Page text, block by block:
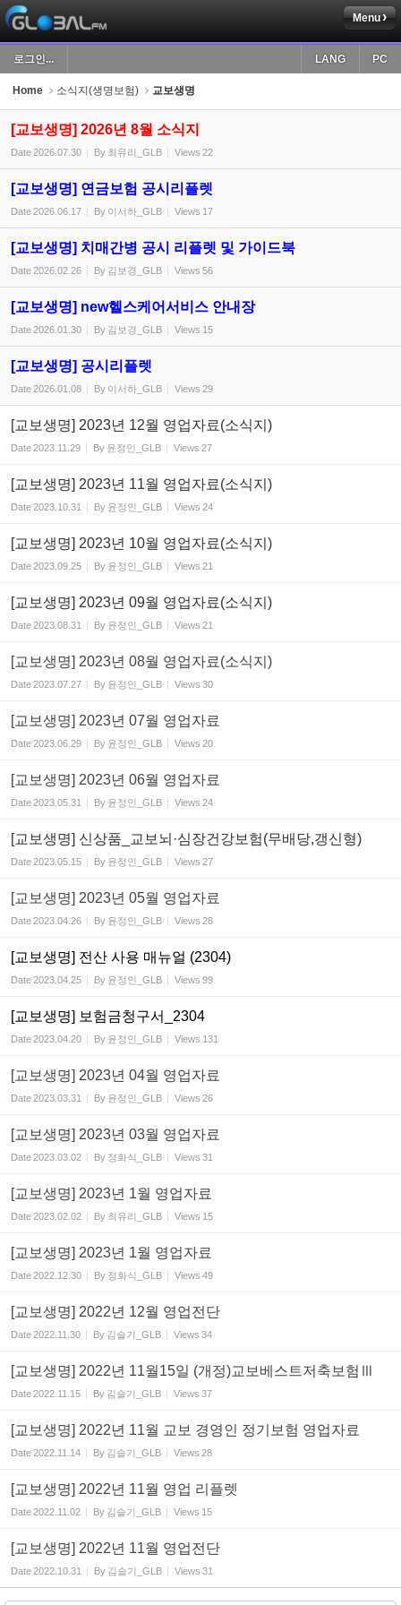
Menu
로그인... PC
LANG
Home 소식지(생명보험) 교보생명
[교보생명] 2026년 8월 소식지
Date2026.07.30 By 최유리_GLB Views 22
[교보생명] 연금보험 공시리플렛
Date2026.06.17 By 이서하_GLB Views 17
[교보생명] 치매간병 공시 리플렛 및 가이드북
Date2026.02.26 By 김보경_GLB Views 56
[교보생명] new헬스케어서비스 안내장
Date2026.01.30 By 김보경_GLB Views 15
[교보생명] 공시리플렛
Date2026.01.08 By 이서하_GLB Views 29
[교보생명] 2023년 12월 영업자료(소식지)
Date2023.11.29 By 윤정인_GLB Views 27
[교보생명] 2023년 11월 영업자료(소식지)
Date2023.10.31 By 윤정인_GLB Views 24
[교보생명] 2023년 10월 영업자료(소식지)
Date2023.09.25 By 윤정인_GLB Views 21
[교보생명] 2023년 09월 영업자료(소식지)
Date2023.08.31 By 윤정인_GLB Views 21
[교보생명] 2023년 08월 영업자료(소식지)
Date2023.07.27 By 윤정인_GLB Views 30
[교보생명] 2023년 07월 영업자료
Date2023.06.29 By 윤정인_GLB Views 20
[교보생명] 2023년 06월 영업자료
Date2023.05.31 By 윤정인_GLB Views 24
[교보생명] 신상품_교보뇌·심장건강보험(무배당,갱신형)
Date2023.05.15 By 윤정인_GLB Views 27
[교보생명] 2023년 05월 영업자료
Date2023.04.26 By 윤정인_GLB Views 28
[교보생명] 전산 사용 매뉴얼 (2304)
Date2023.04.25 By 윤정인_GLB Views 99
[교보생명] 보험금청구서_2304
Date2023.04.20 By 윤정인_GLB Views 131
[교보생명] 2023년 04월 영업자료
Date2023.03.31 By 윤정인_GLB Views 26
[교보생명] 2023년 03월 영업자료
Date2023.03.02 By 정화식_GLB Views 31
[교보생명] 2023년 1월 영업자료
Date2023.02.02 By 최유리_GLB Views 15
[교보생명] 2023년 1월 영업자료
Date2022.12.30 By 정화식_GLB Views 49
[교보생명] 2022년 12월 영업전단
Date2022.11.30 By 김슬기_GLB Views 34
[교보생명] 2022년 11월15일 (개정)교보베스트저축보험Ⅲ
Date2022.11.15 By 김슬기_GLB Views 37
[교보생명] 2022년 11월 교보 경영인 정기보험 영업자료
Date2022.11.14 By 김슬기_GLB Views 28
[교보생명] 2022년 11월 영업 리플렛
Date2022.11.02 By 김슬기_GLB Views 15
[교보생명] 2022년 11월 영업전단
Date2022.10.31 By 김슬기_GLB Views 31
Sketchbook5, 스케치북5
Sketchbook5, 스케치북5